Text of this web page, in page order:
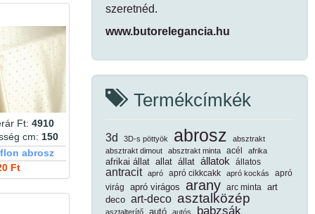
Ft:4910
cm: 150
abrosz
Ft
szeretnéd.
www.butorelegancia.hu
Termékcímkék
3d 3D-s pöttyök abrosz
absztrakt
absztrakt dimout
absztrakt minta acél afrika
afrikai állat allat állat állatok állatos
antracit apró apró cikkcakk apró kockás
apró
virág
apró virágos arany arc minta
art
deco art-deco asztalközép
asztalterítő autó autós babzsák